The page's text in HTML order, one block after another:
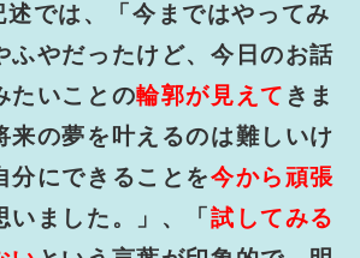
述では、「今まではやってみ
ふやだったけど、今日のお話
たいことの輪郭が見えて きま
来の夢を叶えるのは難しいけ
分にできることを今から頑張
いました。」、「試してみる